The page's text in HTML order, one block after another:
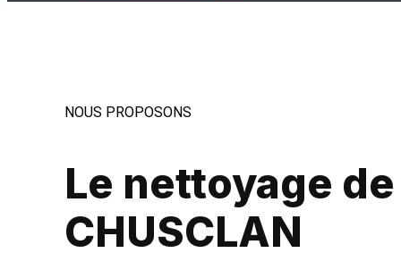
NOUS PROPOSONS
Le nettoyage
CHUSCLAN